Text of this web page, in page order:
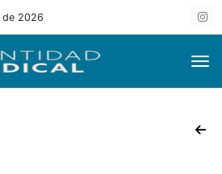
2026